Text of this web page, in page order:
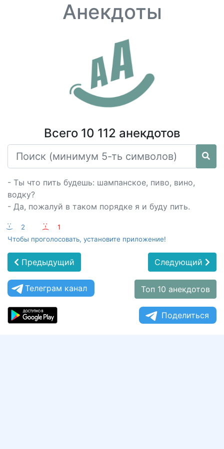
Анекдоты
Всего 10 112 анекдотов
- Ты что пить будешь: шампанское, пиво, вино,
водку?
- Да, пожалуй в таком порядке я и буду пить.
:-) 2 :-(
1
Чтобы проголосовать, установите приложение!
Предыдущий Следующий
Телеграм канал Топ 10 анекдотов
Поделиться